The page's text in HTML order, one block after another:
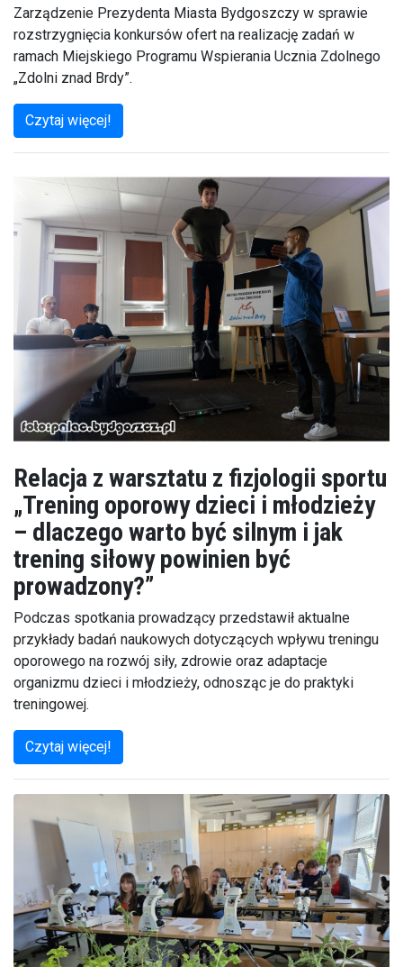
Zarządzenie Prezydenta Miasta Bydgoszczy w sprawie
rozstrzygnięcia konkursów ofert na realizację zadań w
ramach Miejskiego Programu Wspierania Ucznia Zdolnego
„Zdolni znad Brdy”.
Czytaj więcej!
Relacja z warsztatu z fizjologii sportu
„Trening oporowy dzieci i młodzieży
– dlaczego warto być silnym i jak
trening siłowy powinien być
prowadzony?”
Podczas spotkania prowadzący przedstawił aktualne
przykłady badań naukowych dotyczących wpływu treningu
oporowego na rozwój siły, zdrowie oraz adaptacje
organizmu dzieci i młodzieży, odnosząc je do praktyki
treningowej.
Czytaj więcej!